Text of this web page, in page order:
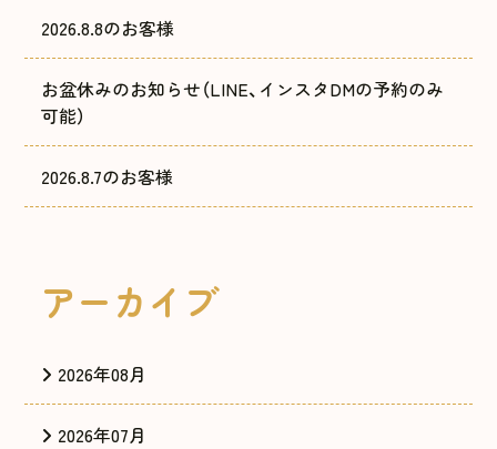
2026.8.8のお客様
お盆休みのお知らせ（LINE、インスタDMの予約のみ
可能）
2026.8.7のお客様
アーカイブ
2026年08月
2026年07月